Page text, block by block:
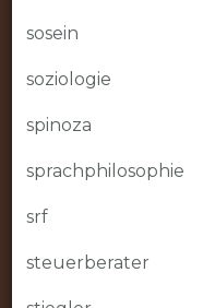
sosein
soziologie
spinoza
sprachphilosophie
srf
steuerberater